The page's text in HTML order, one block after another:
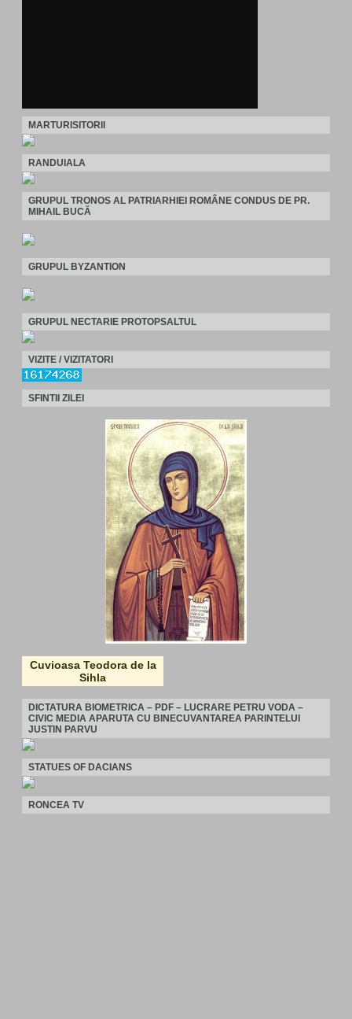
MARTURISITORII
RANDUIALA
GRUPUL TRONOS AL PATRIARHIEI ROMÂNE CONDUS DE PR.
MIHAIL BUCĂ
GRUPUL BYZANTION
GRUPUL NECTARIE PROTOPSALTUL
VIZITE / VIZITATORI
SFINTII ZILEI
Cuvioasa Teodora de la
Sihla
DICTATURA BIOMETRICA – PDF – LUCRARE PETRU VODA –
CIVIC MEDIA APARUTA CU BINECUVANTAREA PARINTELUI
JUSTIN PARVU
STATUES OF DACIANS
RONCEA TV